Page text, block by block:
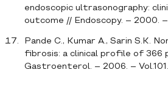
endoscopic ultrasonography:
outcome // Endoscopy. – 2000.
Pande C., Kumar A., Sarin S.K.
fibrosis: a clinical profile of 366
Gastroenterol. – 2006. – Vol.101.